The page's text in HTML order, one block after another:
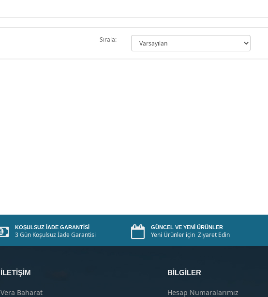
Sırala:
KOŞULSUZ İADE GARANTISI
3 Gün Koşulsuz İade Garantisi
GÜNCEL VE YENI ÜRÜNLER
Yeni Ürünler için Ziyaret Edin
İLETIŞIM
Vera Baharat
BILGILER
Hesap Numaralarımız